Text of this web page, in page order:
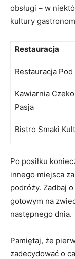
obsługi – w
kultury
Restauracja
Restauracja
Kawiarnia
Pasja
Bistro ⁤Smaki
Po posiłku
innego miejsca
podróży. Zadbaj
‌gotowym na
następnego‍ dnia.
Pamiętaj, że​
zadecydować o